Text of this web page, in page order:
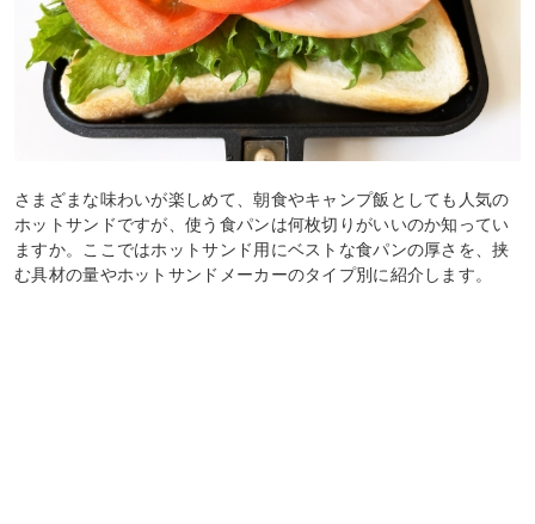
さまざまな味わいが楽しめて、朝食やキャンプ飯としても人気の
ホットサンドですが、使う食パンは何枚切りがいいのか知ってい
ますか。ここではホットサンド用にベストな食パンの厚さを、挟
む具材の量やホットサンドメーカーのタイプ別に紹介します。